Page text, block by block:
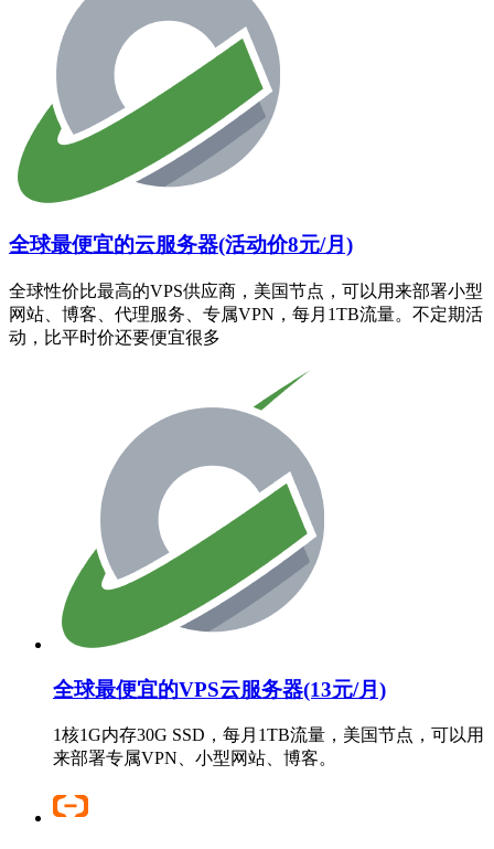
全球最便宜的云服务器(活动价8元/月)
全球性价比最高的VPS供应商，美国节点，可以用来部署小型
网站、博客、代理服务、专属VPN，每月1TB流量。不定期活
动，比平时价还要便宜很多
全球最便宜的VPS云服务器(13元/月)
1核1G内存30G SSD，每月1TB流量，美国节点，可以用
来部署专属VPN、小型网站、博客。